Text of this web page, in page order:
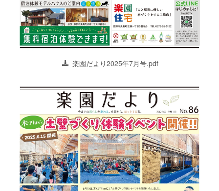
楽園だより2025年7月号.pdf